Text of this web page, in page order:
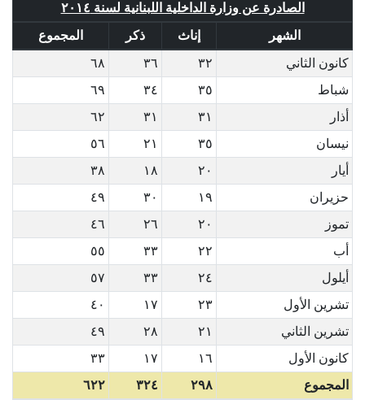
الصادرة عن وزارة الداخلية اللبنانية لسنة ٢٠١٤
الشهر
إناث ذكر
المجموع
كانون الثاني
٣٢ ٣٦
٦٨
شباط
٣٥ ٣٤
٦٩
أذار
٣١ ٣١
٦٢
نيسان
٣٥ ٢١
٥٦
أيار
٢٠ ١٨
٣٨
حزيران
١٩ ٣٠
٤٩
تموز
٢٠ ٢٦
٤٦
أب
٢٢ ٣٣
٥٥
أيلول
٢٤ ٣٣
٥٧
تشرين الأول
٢٣ ١٧
٤٠
تشرين الثاني
٢١ ٢٨
٤٩
كانون الأول
١٦ ١٧
٣٣
المجموع
٢٩٨ ٣٢٤ ٦٢٢